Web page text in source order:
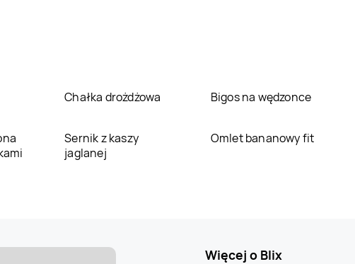
Chałka drożdżowa Bigos na wędzonce
Sernik z kaszy
jaglanej
Omlet bananowy fit
Więcej o Blix